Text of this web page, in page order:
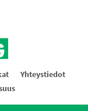
Yhteystiedot